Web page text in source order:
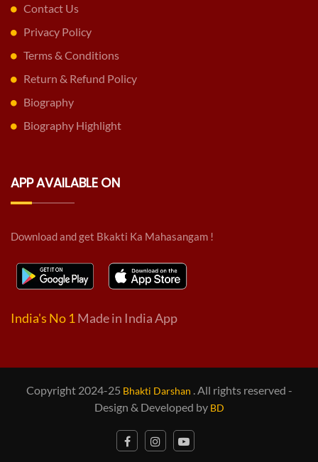
Contact Us
Privacy Policy
Terms & Conditions
Return & Refund Policy
Biography
Biography Highlight
APP AVAILABLE ON
Download and get Bkakti Ka Mahasangam !
India's No 1 Made in India App
Copyright 2024-25 Bhakti Darshan . All rights reserved -
Design & Developed by BD